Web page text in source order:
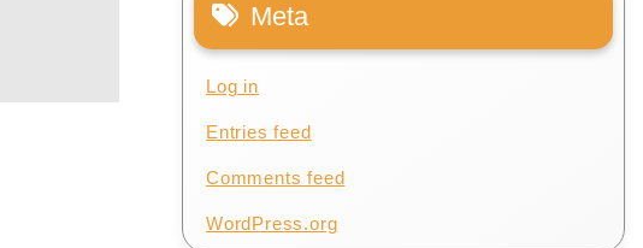
Meta
Log in
Entries feed
Comments feed
WordPress.org